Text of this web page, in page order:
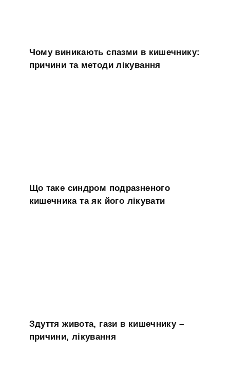
Чому виникають спазми в кишечнику:
причини та методи лікування
Що таке синдром подразненого
кишечника та як його лікувати
Здуття живота, гази в кишечнику –
причини, лікування